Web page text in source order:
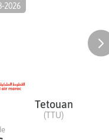
2026
Tetouan
(TTU)